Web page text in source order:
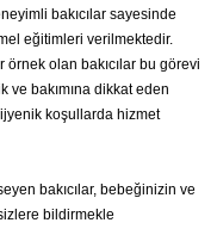
bakıcılar sayesinde
eğitimleri verilmektedir.
olan bakıcılar bu görevi
ve bakımına dikkat eden
koşullarda hizmet
bakıcılar, bebeğinizin ve
bildirmekle